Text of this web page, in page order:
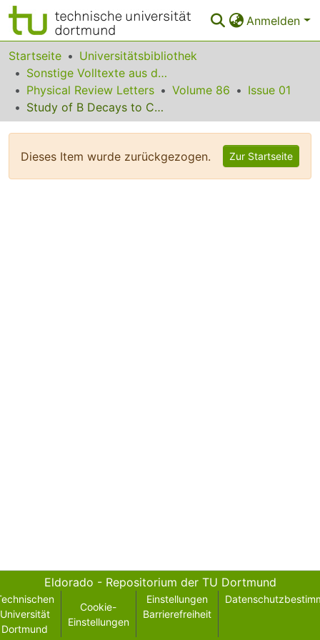
Anmelden
Bereiche & Sammlungen
Das gesamte Repositorium
Statistiken
Startseite
Universitätsbibliothek
Sonstige Volltexte aus dem Bibliotheksangebot
Physical Review Letters
Volume 86
Issue 01
Study of B Decays to Charmonium States
Dieses Item wurde zurückgezogen. Zur Startseite
Eldorado - Repositorium der TU Dortmund
Universität
Dortmund
Cookie-
Einstellungen
Einstellungen
Barrierefreiheit